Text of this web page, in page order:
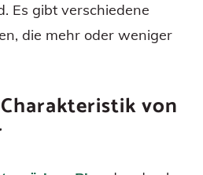
Es gibt verschiedene
die mehr oder weniger
von